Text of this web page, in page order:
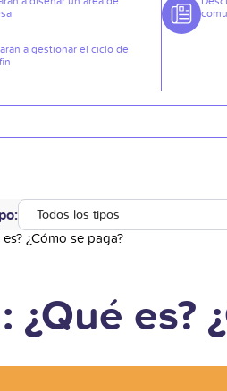
a gestionar el ciclo de
Todos los tipos
¿Cómo se paga?
es?